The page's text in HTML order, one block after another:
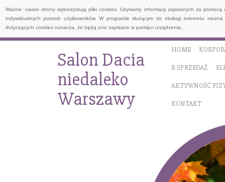
Ważne: nasze strony wykorzystują pliki cookies. Używamy informacji zapisanych za
indywidualnych potrzeb użytkowników. W programie służącym do obsługi internetu
dotyczących cookies oznacza, że będą one zapisane w pamięci urządzenia.
HOME
E-SPRZEDAŻ
AKTYWNOŚĆ
KONTAKT
Salon Dacia
niedaleko
Warszawy